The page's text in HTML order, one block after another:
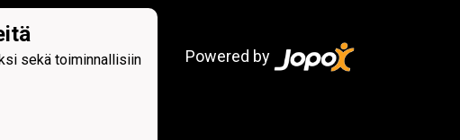
Powered by
sekä toiminnallisiin